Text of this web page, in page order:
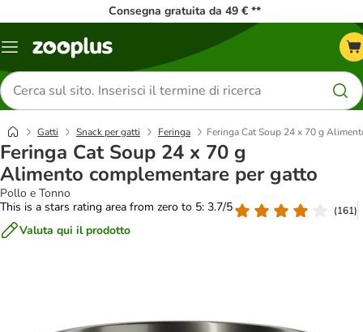
Consegna gratuita da 49 € **
Overview
Cerca
prodotti
Gatti Snack per gatti Feringa Feringa Cat Soup 24 x 70 g
Feringa Cat Soup 24 x 70 g
Alimento complementare per gatto
Pollo e Tonno
This is a stars rating area from zero to 5: 3.7/5
(161)
Valuta qui il prodotto